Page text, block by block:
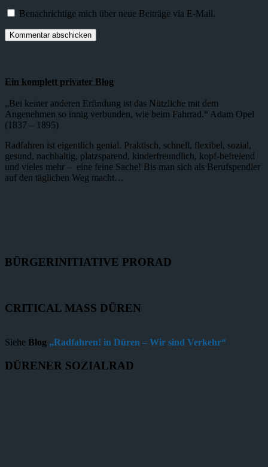
Benachrichtige mich über neue Beiträge via E-Mail.
Ein komplett privater Blog
„Bei keiner anderen Erfindung ist das Nützliche mit dem
Angenehmen so innig verbunden, wie beim Fahrrad.“ Adam Opel
(1837 – 1895)
Radfahren ist eigentlich genial. Praktisch, schnell, flexibel, sozial,
gesund, nachhaltig, platzsparend, kinderfreundlich, kopf-befreiend
und vieles mehr – eine feine Sache! Bis man sich als Berufspendler
auf den täglichen Weg macht…
BÜRGERINITIATIVE PRORAD
CRITICAL MASS DÜREN
Siehe Blog „Radfahren! in Düren – Wir sind Verkehr“
DÜRENER SOZIALRAD